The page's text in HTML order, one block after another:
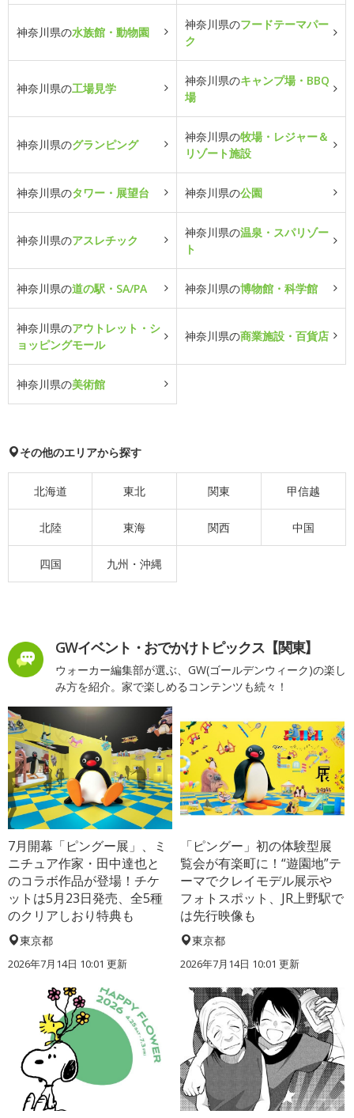
神奈川県の水族館・動物園
神奈川県のフードテーマパー
ク
神奈川県の工場見学
神奈川県のキャンプ場・BBQ
場
神奈川県のグランピング
神奈川県の牧場・レジャー＆
リゾート施設
神奈川県のタワー・展望台 神奈川県の公園
神奈川県のアスレチック
神奈川県の温泉・スパリゾー
ト
神奈川県の道の駅・SA/PA 神奈川県の博物館・科学館
神奈川県のアウトレット・シ
ョッピングモール
神奈川県の商業施設・百貨店
神奈川県の美術館
その他のエリアから探す
北海道 東北 関東 甲信越
北陸 東海 関西 中国
四国 九州・沖縄
GWイベント・おでかけトピックス【関東】
ウォーカー編集部が選ぶ、GW(ゴールデンウィーク)の楽し
み方を紹介。家で楽しめるコンテンツも続々！
7月開幕「ピングー展」、ミ
ニチュア作家・田中達也と
のコラボ作品が登場！チケ
ットは5月23日発売、全5種
のクリアしおり特典も
東京都
2026年7月14日 10:01 更新
「ピングー」初の体験型展
覧会が有楽町に！“遊園地”テ
ーマでクレイモデル展示や
フォトスポット、JR上野駅で
は先行映像も
東京都
2026年7月14日 10:01 更新